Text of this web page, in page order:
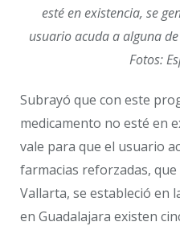
esté en existencia, se
usuario acuda a alguna
Fotos:
Subrayó que con este
medicamento no esté en
vale para que el usuario
farmacias reforzadas,
Vallarta, se estableció en
en Guadalajara existen